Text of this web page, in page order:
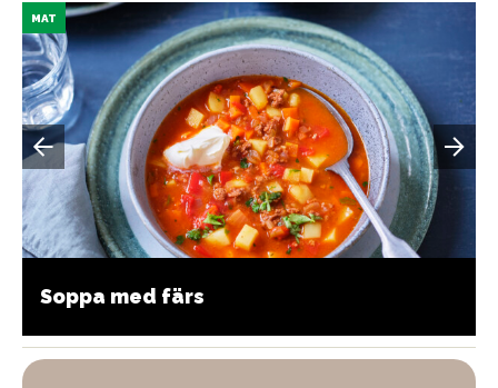
MAT
Soppa med färs